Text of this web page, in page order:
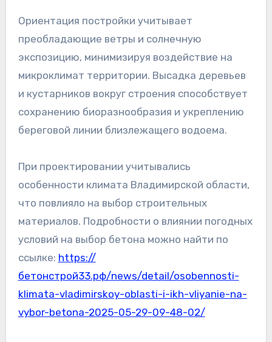
Ориентация постройки учитывает
преобладающие ветры и солнечную
экспозицию, минимизируя воздействие на
микроклимат территории. Высадка деревьев
и кустарников вокруг строения способствует
сохранению биоразнообразия и укреплению
береговой линии близлежащего водоема.
При проектировании учитывались
особенности климата Владимирской области,
что повлияло на выбор строительных
материалов. Подробности о влиянии погодных
условий на выбор бетона можно найти по
ссылке: https://
бетонстрой33.рф/news/detail/osobennosti-
klimata-vladimirskoy-oblasti-i-ikh-vliyanie-na-
vybor-betona-2025-05-29-09-48-02/